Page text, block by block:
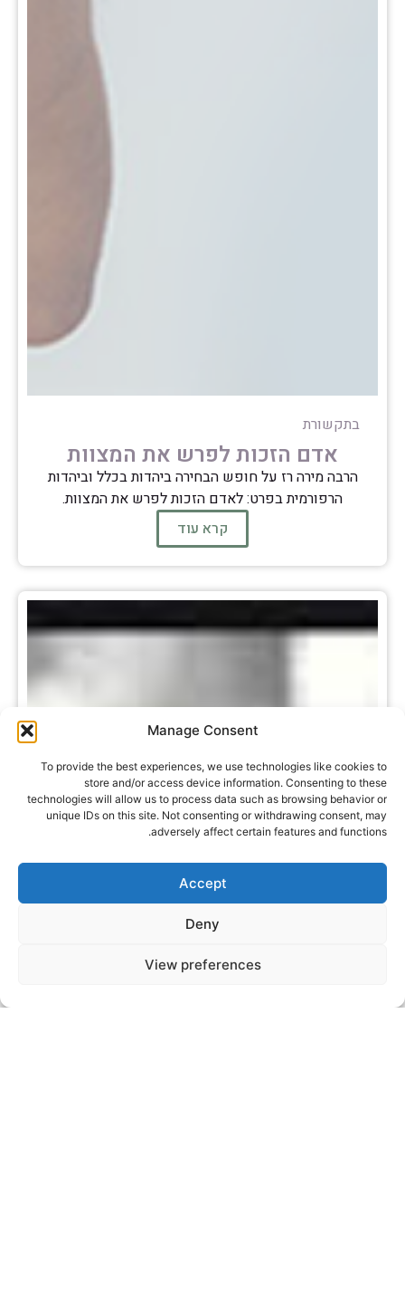
Manage Consent
To provide the best experiences, we use technologies like cookies to
store and/or access device information. Consenting to these
technologies will allow us to process data such as browsing behavior or
unique IDs on this site. Not consenting or withdrawing consent, may
adversely affect certain features and functions.
Accept
Deny
View preferences
בתקשורת
אדם הזכות לפרש את המצוות
הרבה מירה רז על חופש הבחירה ביהדות בכלל וביהדות
הרפורמית בפרט: לאדם הזכות לפרש את המצוות.
קרא עוד